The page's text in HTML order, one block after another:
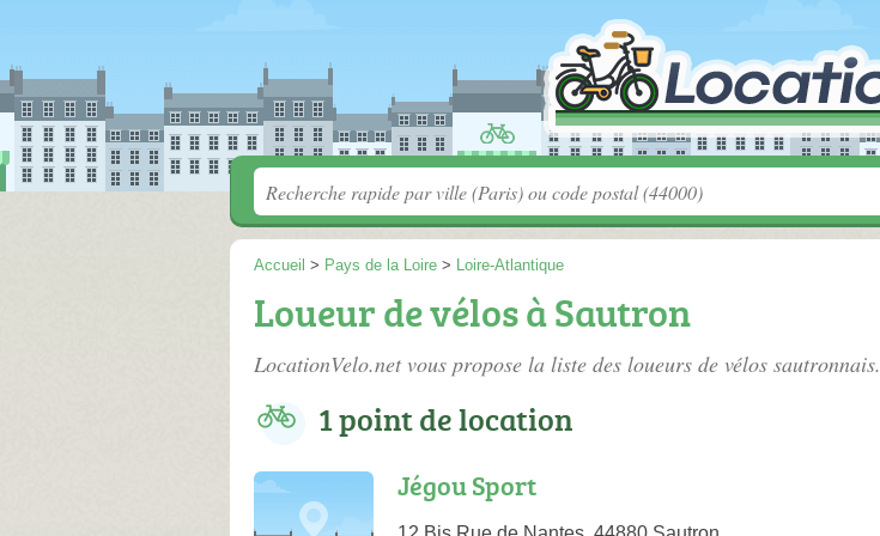
Accueil > Pays de la Loire > Loire-Atlantique
Loueur de vélos à Sautron
LocationVelo.net vous propose la liste des loueurs de vélos sautronnais.
1 point de location
Jégou Sport